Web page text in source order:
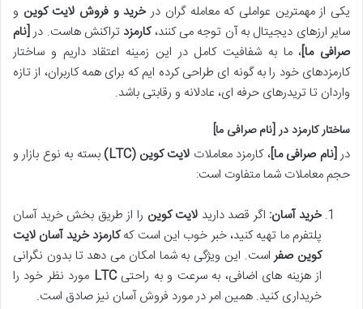
یکی از مهمترین عواملی که معامله گران درخرید و فروش لایت کوین و
سایر ارزهای دیجیتال به آن توجه می کنند،کارمزد تراکنش هاست. در [نام
صرافی ما]، ما به شفافیت کامل در این زمینه اعتقاد داریم و ساختار
کارمزدهای خود را به گونه ای طراحی کرده ایم که برای همه کاربران، از تازه
واردان تا تریدرهای حرفه ای، عادلانه و رقابتی باشد.
ساختار کارمزد در [نام صرافی ما]
در [نام صرافی ما]، کارمزد معاملات لایت کوین (LTC)
بسته به نوع بازار و
حجم معاملات شما متفاوت است:
خرید آسان: اگر قصد دارید لایت کوین را از طریق بخش خرید آسان
پلتفرم ما تهیه کنید، خبر خوب این است کهکارمزد خرید آسان لایت
کوین صفراست. این ویژگی به شما امکان می دهد تا بدون نگرانی
از هزینه های اضافی، به سرعت و به راحتیLTC مورد نظر خود را
خریداری کنید. همین امر در مورد فروش آسان نیز صادق است.